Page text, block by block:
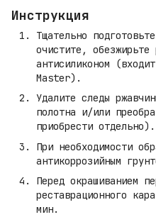
Инструкция
Тщательно
очистите, обезжирьте
антисиликоном
Master).
Удалите следы
полотна и/или
приобрести отдельно).
При необходимости
антикоррозийным
Перед окрашиванием
реставрационного
мин.